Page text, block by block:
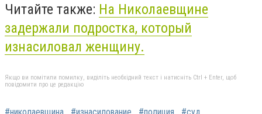
Читайте также: На Николаевщине
задержали подростка, который
изнасиловал женщину.
Якщо ви помітили помилку, виділіть необхідний текст і натисніть Ctrl + Enter, щоб
повідомити про це редакцію